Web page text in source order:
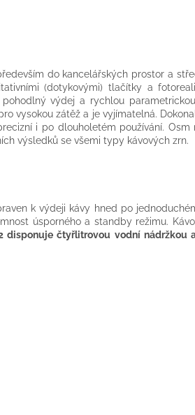
do kancelářských prostor a
(dotykovými) tlačítky a
pohodlný výdej a rychlou
vysokou zátěž a je vyjímatelná.
i po dlouholetém používání. Osm
výsledků se všemi typy kávových zrn.
k výdeji kávy hned po
úsporného a standby režimu.
disponuje čtyřlitrovou vodní nádržkou